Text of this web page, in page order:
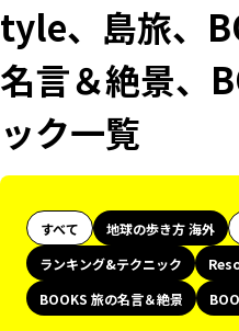
tyle、島旅、
名言＆絶景、
ック一覧
すべて 地球の歩き方 海外
ランキング&テクニック
BOOKS 旅の名言＆絶景